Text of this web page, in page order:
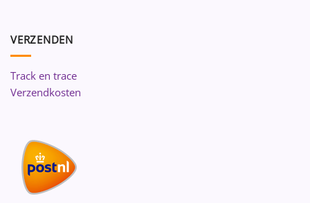
VERZENDEN
Track en trace
Verzendkosten